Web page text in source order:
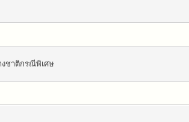
ชาติกรณีพิเศษ